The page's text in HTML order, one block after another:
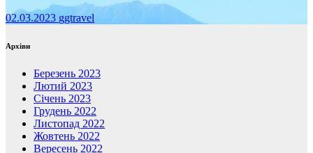
02.03.2023 ggtravel
Архіви
Березень 2023
Лютий 2023
Січень 2023
Грудень 2022
Листопад 2022
Жовтень 2022
Вересень 2022